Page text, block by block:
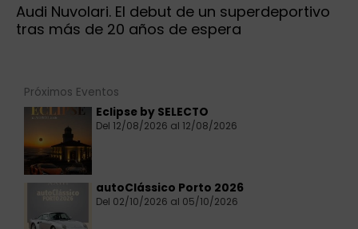
Audi Nuvolari. El debut de un superdeportivo
tras más de 20 años de espera
Próximos Eventos
Eclipse by SELECTO
Del 12/08/2026 al 12/08/2026
autoClássico Porto 2026
Del 02/10/2026 al 05/10/2026